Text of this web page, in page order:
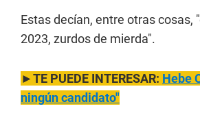
Estas decían, entre otras cosas,
2023, zurdos de mierda".
►TE PUEDE INTERESAR: Hebe
ningún candidato"